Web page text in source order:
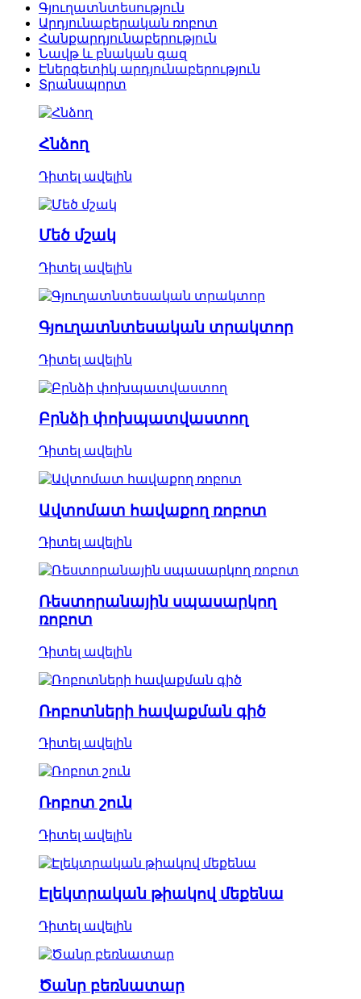
Գյուղատնտեսություն
Արդյունաբերական ռոբոտ
Հանքարդյունաբերություն
Նավթ և բնական գազ
Էներգետիկ արդյունաբերություն
Տրանսպորտ
Հնձող
Դիտել ավելին
Մեծ մշակ
Դիտել ավելին
Գյուղատնտեսական տրակտոր
Դիտել ավելին
Բրնձի փոխպատվաստող
Դիտել ավելին
Ավտոմատ հավաքող ռոբոտ
Դիտել ավելին
Ռեստորանային սպասարկող
ռոբոտ
Դիտել ավելին
Ռոբոտների հավաքման գիծ
Դիտել ավելին
Ռոբոտ շուն
Դիտել ավելին
Էլեկտրական թիակով մեքենա
Դիտել ավելին
Ծանր բեռնատար